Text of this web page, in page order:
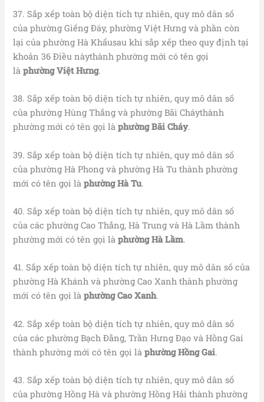
37. Sắp xếp toàn bộ diện tích tự nhiên, quy mô dân số
của phường Giếng Đáy, phường Việt Hưng và phần còn
lại của phường Hà Khẩusau khi sắp xếp theo quy định tại
khoản 36 Điều nàythành phường mới có tên gọi
làphường Việt Hưng.
38. Sắp xếp toàn bộ diện tích tự nhiên, quy mô dân số
của phường Hùng Thắng và phường Bãi Cháythành
phường mới có tên gọi làphường Bãi Cháy.
39. Sắp xếp toàn bộ diện tích tự nhiên, quy mô dân số
của phường Hà Phong và phường Hà Tu thành phường
mới có tên gọi làphường Hà Tu.
40. Sắp xếp toàn bộ diện tích tự nhiên, quy mô dân số
của các phường Cao Thắng, Hà Trung và Hà Lầm thành
phường mới có tên gọi làphường Hà Lầm.
41. Sắp xếp toàn bộ diện tích tự nhiên, quy mô dân số của
phường Hà Khánh và phường Cao Xanh thành phường
mới có tên gọi làphường Cao Xanh.
42. Sắp xếp toàn bộ diện tích tự nhiên, quy mô dân số
của các phường Bạch Đằng, Trần Hưng Đạo và Hồng Gai
thành phường mới có tên gọi làphường Hồng Gai.
43. Sắp xếp toàn bộ diện tích tự nhiên, quy mô dân số
của phường Hồng Hà và phường Hồng Hải thành phường